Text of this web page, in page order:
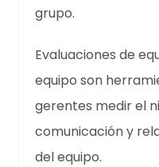
grupo.
Evaluaciones de
equipo son
gerentes medir el
comunicación y
del equipo.